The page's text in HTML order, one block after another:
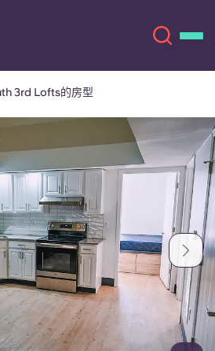
语言
(US)
Español
Deutsch
French
3rd Lofts的房型